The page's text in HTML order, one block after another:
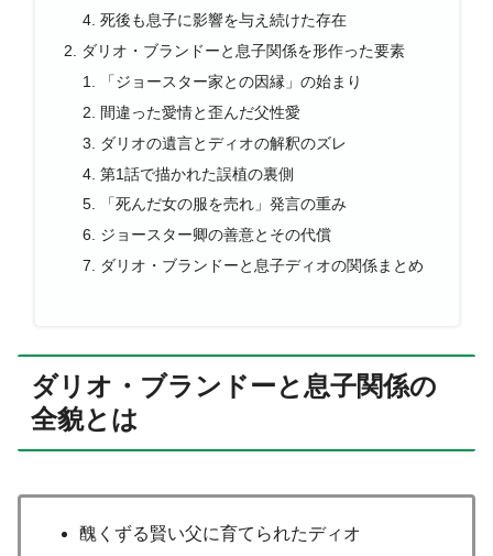
死後も息子に影響を与え続けた存在
ダリオ・ブランドーと息子関係を形作った要素
「ジョースター家との因縁」の始まり
間違った愛情と歪んだ父性愛
ダリオの遺言とディオの解釈のズレ
第1話で描かれた誤植の裏側
「死んだ女の服を売れ」発言の重み
ジョースター卿の善意とその代償
ダリオ・ブランドーと息子ディオの関係まとめ
ダリオ・ブランドーと息子関係の
全貌とは
醜くずる賢い父に育てられたディオ